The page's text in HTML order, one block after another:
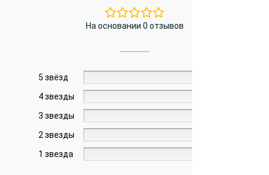
На основании 0 отзывов
5 звёзд
4 звезды
3 звезды
2 звезды
1 звезда